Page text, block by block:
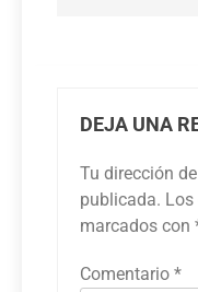
DEJA UNA
Tu dirección
publicada.
marcados con
Comentario *